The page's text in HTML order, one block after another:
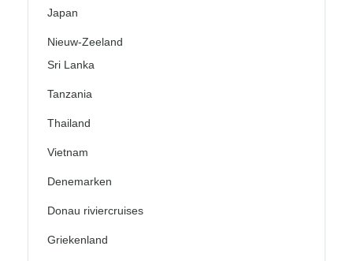
Japan
Nieuw-Zeeland
Sri Lanka
Tanzania
Thailand
Vietnam
Denemarken
Donau riviercruises
Griekenland